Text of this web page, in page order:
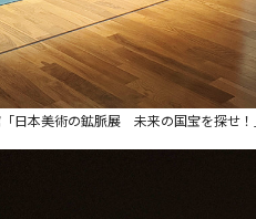
日本美術の鉱脈展 未来の国宝を探せ